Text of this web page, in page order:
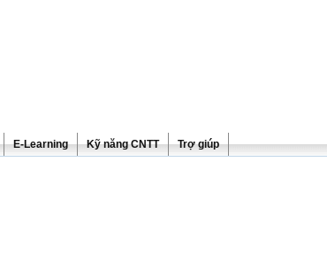
E-Learning Kỹ năng CNTT Trợ giúp